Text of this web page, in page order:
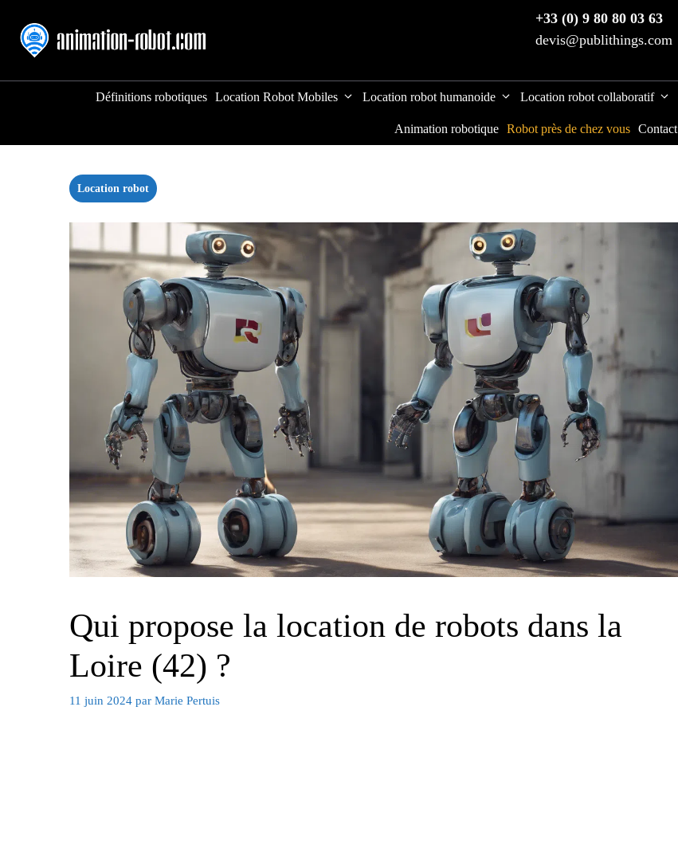
contenu
+33 (0) 9 80 80 03 63
devis@publithings.com
Définitions robotiques Location Robot Mobiles Location robot humanoide Location robot collaboratif
Animation robotique Robot près de chez vous Contact
Location robot
Qui propose la location de robots dans la
Loire (42) ?
11 juin 2024 par Marie Pertuis